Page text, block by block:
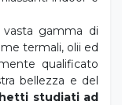
gamma di
termali, olii ed
qualificato
bellezza e del
studiati ad